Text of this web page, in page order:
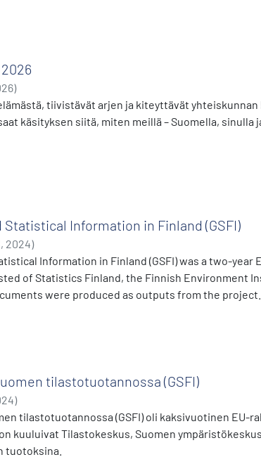
)
tiivistävät arjen ja kiteyttävät yhteiskunnan
käsityksen siitä, miten meillä – Suomella, sinulla
Statistical Information in Finland (GSFI)
, 2024)
Information in Finland (GSFI) was a two-
of Statistics Finland, the Finnish Environment
were produced as outputs from the project.
tilastotuotannossa (GSFI)
)
tilastotuotannossa (GSFI) oli kaksivuotinen EU-
kuuluivat Tilastokeskus, Suomen
tuotoksina.